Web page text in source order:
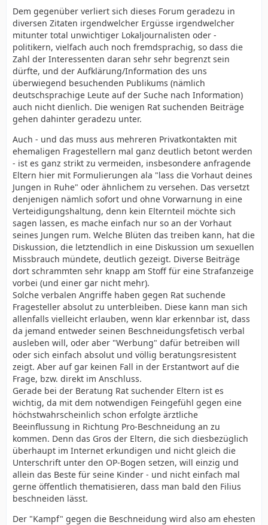
Dem gegenüber verliert sich dieses Forum geradezu in
diversen Zitaten irgendwelcher Ergüsse irgendwelcher
mitunter total unwichtiger Lokaljournalisten oder -
politikern, vielfach auch noch fremdsprachig, so dass die
Zahl der Interessenten daran sehr sehr begrenzt sein
dürfte, und der Aufklärung/Information des uns
überwiegend besuchenden Publikums (nämlich
deutschsprachige Leute auf der Suche nach Information)
auch nicht dienlich. Die wenigen Rat suchenden Beiträge
gehen dahinter geradezu unter.
Auch - und das muss aus mehreren Privatkontakten mit
ehemaligen Fragestellern mal ganz deutlich betont werden
- ist es ganz strikt zu vermeiden, insbesondere anfragende
Eltern hier mit Formulierungen ala "lass die Vorhaut deines
Jungen in Ruhe" oder ähnlichem zu versehen. Das versetzt
denjenigen nämlich sofort und ohne Vorwarnung in eine
Verteidigungshaltung, denn kein Elternteil möchte sich
sagen lassen, es mache einfach nur so an der Vorhaut
seines Jungen rum. Welche Blüten das treiben kann, hat die
Diskussion, die letztendlich in eine Diskussion um sexuellen
Missbrauch mündete, deutlich gezeigt. Diverse Beiträge
dort schrammten sehr knapp am Stoff für eine Strafanzeige
vorbei (und einer gar nicht mehr).
Solche verbalen Angriffe haben gegen Rat suchende
Fragesteller absolut zu unterbleiben. Diese kann man sich
allenfalls vielleicht erlauben, wenn klar erkennbar ist, dass
da jemand entweder seinen Beschneidungsfetisch verbal
ausleben will, oder aber "Werbung" dafür betreiben will
oder sich einfach absolut und völlig beratungsresistent
zeigt. Aber auf gar keinen Fall in der Erstantwort auf die
Frage, bzw. direkt im Anschluss.
Gerade bei der Beratung Rat suchender Eltern ist es
wichtig, da mit dem notwendigen Feingefühl gegen eine
höchstwahrscheinlich schon erfolgte ärztliche
Beeinflussung in Richtung Pro-Beschneidung an zu
kommen. Denn das Gros der Eltern, die sich diesbezüglich
überhaupt im Internet erkundigen und nicht gleich die
Unterschrift unter den OP-Bogen setzen, will einzig und
allein das Beste für seine Kinder - und nicht einfach mal
gerne öffentlich thematisieren, dass man bald den Filius
beschneiden lässt.
Der "Kampf" gegen die Beschneidung wird also am ehesten